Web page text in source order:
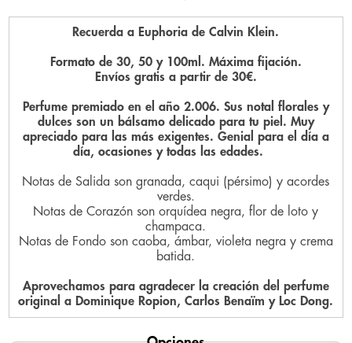
Recuerda a Euphoria de Calvin Klein.
Formato de 30, 50 y 100ml. Máxima fijación.
Envíos gratis a partir de 30€.
Perfume premiado en el año 2.006. Sus notal florales y
dulces son un bálsamo delicado para tu piel. Muy
apreciado para las más exigentes. Genial para el día a
día, ocasiones y todas las edades.
Notas de Salida son granada, caqui (pérsimo) y acordes
verdes.
Notas de Corazón son orquídea negra, flor de loto y
champaca.
Notas de Fondo son caoba, ámbar, violeta negra y crema
batida.
Aprovechamos para agradecer la creación del perfume
original a Dominique Ropion, Carlos Benaïm y Loc Dong.